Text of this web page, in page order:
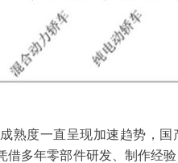
熟度一直呈现加速趋势，
借多年零部件研发、制作经